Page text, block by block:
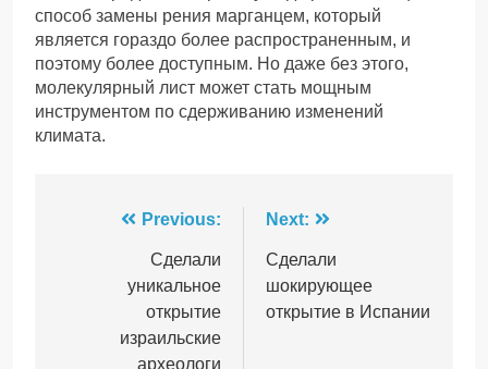
способ замены рения марганцем, который
является гораздо более распространенным, и
поэтому более доступным. Но даже без этого,
молекулярный лист может стать мощным
инструментом по сдерживанию изменений
климата.
Навігація
записів
Previous:
Сделали
уникальное
открытие
израильские
археологи
Next:
Сделали
шокирующее
открытие в Испании